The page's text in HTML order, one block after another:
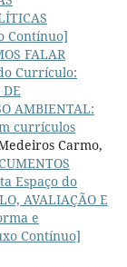
Contínuo]
FALAR
Currículo:
AMBIENTAL:
currículos
Carmo,
Espaço do
AVALIAÇÃO E
e
Contínuo]